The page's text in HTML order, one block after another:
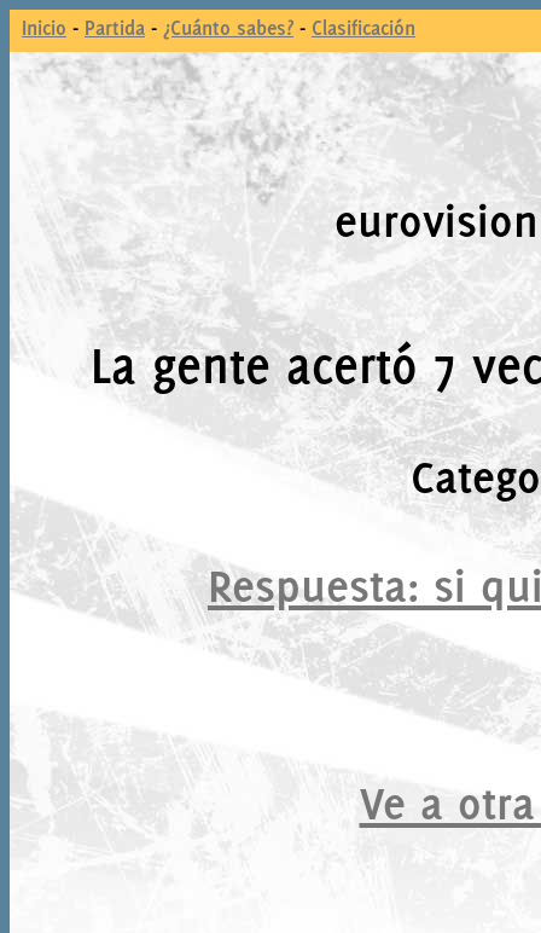
Inicio - Partida - ¿Cuánto sabes? - Clasificación
La gente acertó 7
Respuesta: si
Ve a